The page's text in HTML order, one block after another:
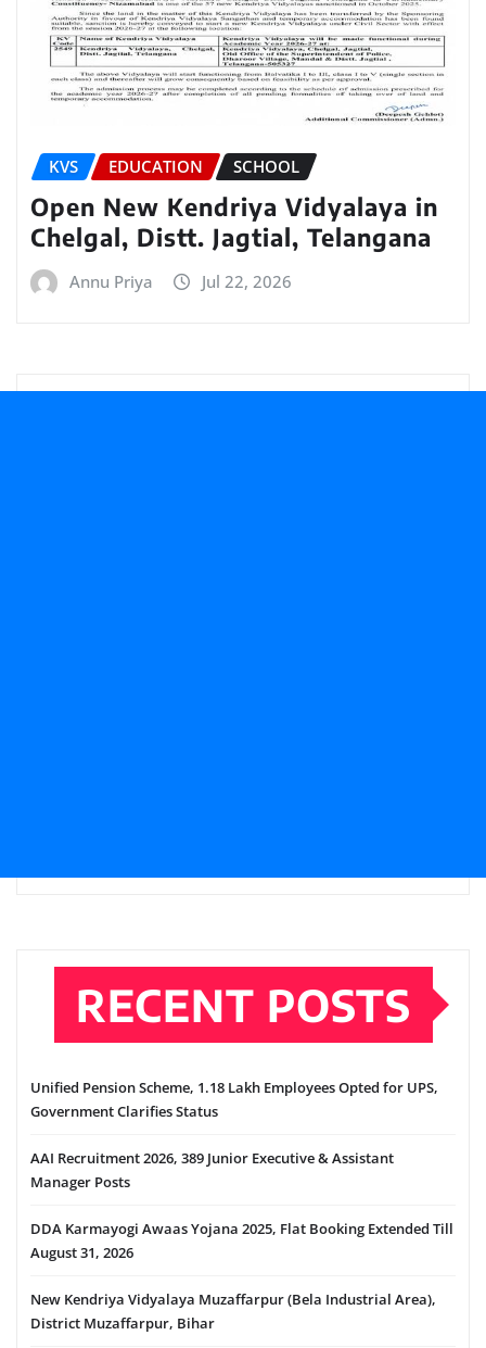
KVS EDUCATION SCHOOL
Open New Kendriya Vidyalaya in
Chelgal, Distt. Jagtial, Telangana
Annu Priya Jul 22, 2026
RECENT POSTS
Unified Pension Scheme, 1.18 Lakh Employees Opted for UPS,
Government Clarifies Status
AAI Recruitment 2026, 389 Junior Executive & Assistant
Manager Posts
DDA Karmayogi Awaas Yojana 2025, Flat Booking Extended Till
August 31, 2026
New Kendriya Vidyalaya Muzaffarpur (Bela Industrial Area),
District Muzaffarpur, Bihar